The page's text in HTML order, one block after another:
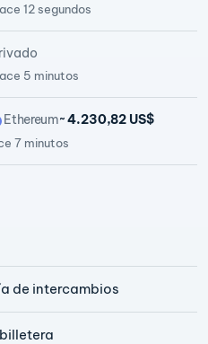
12 segundos
5 minutos
Ethereum~ 4.230,82 US$
7 minutos
de intercambios